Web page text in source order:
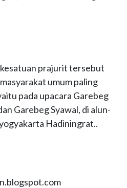
prajurit tersebut
umum paling
pada upacara Garebeg
Garebeg Syawal, di alun-
Hadiningrat..